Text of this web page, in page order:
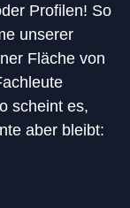
Profilen! So
unserer
Fläche von
scheint es,
aber bleibt: